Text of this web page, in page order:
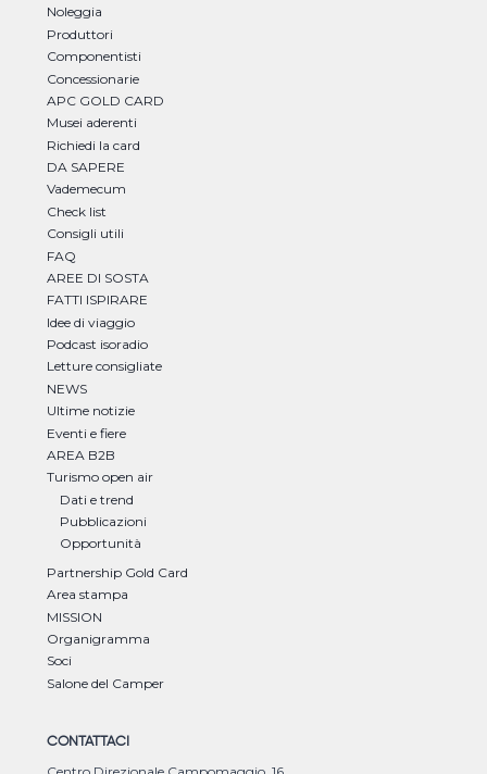
Noleggia
Produttori
Componentisti
Concessionarie
APC GOLD CARD
Musei aderenti
Richiedi la card
DA SAPERE
Vademecum
Check list
Consigli utili
FAQ
AREE DI SOSTA
FATTI ISPIRARE
Idee di viaggio
Podcast isoradio
Letture consigliate
NEWS
Ultime notizie
Eventi e fiere
AREA B2B
Turismo open air
Dati e trend
Pubblicazioni
Opportunità
Partnership Gold Card
Area stampa
MISSION
Organigramma
Soci
Salone del Camper
CONTATTACI